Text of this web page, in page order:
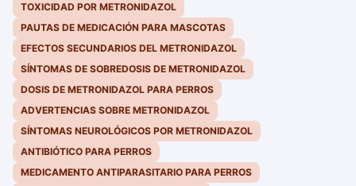
TOXICIDAD POR METRONIDAZOL
PAUTAS DE MEDICACIÓN PARA MASCOTAS
EFECTOS SECUNDARIOS DEL METRONIDAZOL
SÍNTOMAS DE SOBREDOSIS DE METRONIDAZOL
DOSIS DE METRONIDAZOL PARA PERROS
ADVERTENCIAS SOBRE METRONIDAZOL
SÍNTOMAS NEUROLÓGICOS POR METRONIDAZOL
ANTIBIÓTICO PARA PERROS
MEDICAMENTO ANTIPARASITARIO PARA PERROS